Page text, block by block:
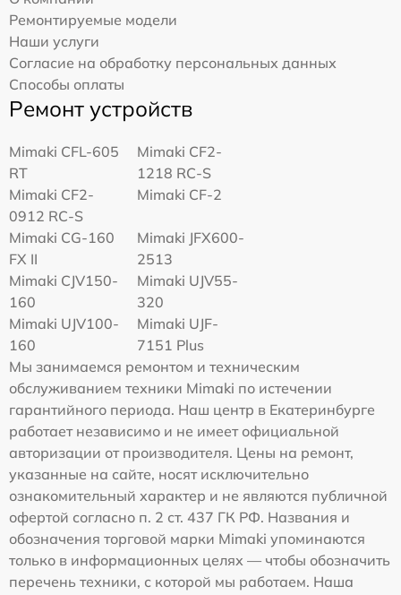
Ремонтируемые модели
Наши услуги
Согласие на обработку персональных данных
Способы оплаты
Ремонт устройств
Mimaki CFL-605
RT
Mimaki CF2-
1218 RC-S
Mimaki CF2-
0912 RC-S
Mimaki CF-2
Mimaki CG-160
FX II
Mimaki JFX600-
2513
Mimaki СJV150-
160
Mimaki UJV55-
320
Mimaki UJV100-
160
Mimaki UJF-
7151 Plus
Мы занимаемся ремонтом и техническим
обслуживанием техники Mimaki по истечении
гарантийного периода. Наш центр в Екатеринбурге
работает независимо и не имеет официальной
авторизации от производителя. Цены на ремонт,
указанные на сайте, носят исключительно
ознакомительный характер и не являются публичной
офертой согласно п. 2 ст. 437 ГК РФ. Названия и
обозначения торговой марки Mimaki упоминаются
только в информационных целях — чтобы обозначить
перечень техники, с которой мы работаем. Наша